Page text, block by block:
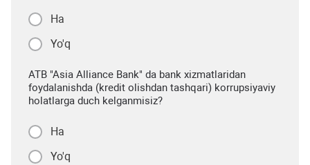
Ha
Yo'q
ATB "Asia Alliance Bank" da bank xizmatlaridan
foydalanishda (kredit olishdan tashqari) korrupsiyaviy
holatlarga duch kelganmisiz?
Ha
Yo'q